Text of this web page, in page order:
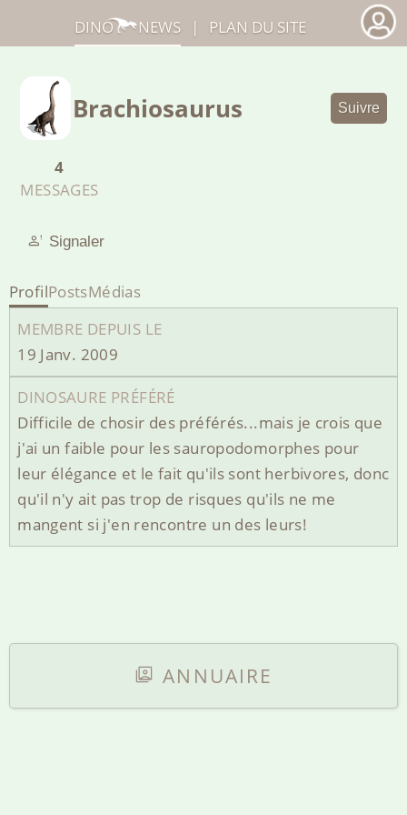
Brachiosaurus Suivre
4
MESSAGES
Signaler
ProfilPostsMédias
MEMBRE DEPUIS LE
19 Janv. 2009
DINOSAURE PRÉFÉRÉ
Difficile de chosir des préférés...mais je crois que
j'ai un faible pour les sauropodomorphes pour
leur élégance et le fait qu'ils sont herbivores, donc
qu'il n'y ait pas trop de risques qu'ils ne me
mangent si j'en rencontre un des leurs!
ANNUAIRE
DINO NEWS | PLAN DU SITE